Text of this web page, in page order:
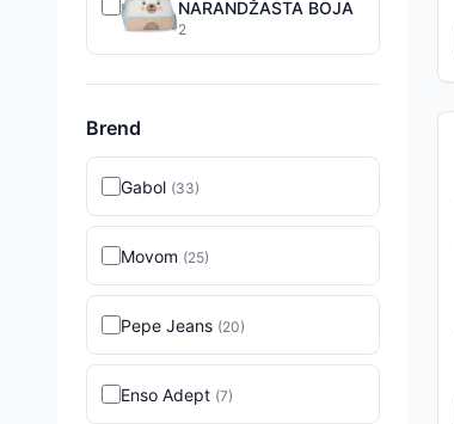
NARANDŽASTA BOJA
2
Brend
Gabol (33)
Movom (25)
Pepe Jeans (20)
Enso Adept (7)